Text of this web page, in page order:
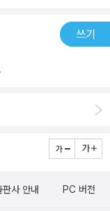
쓰기
판사 안내 PC 버전